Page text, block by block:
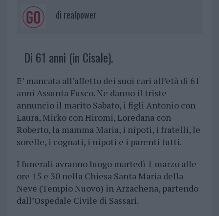
di realpower
Di 61 anni (in Cisale).
E’ mancata all’affetto dei suoi cari all’età di 61
anni Assunta Fusco. Ne danno il triste
annuncio il marito Sabato, i figli Antonio con
Laura, Mirko con Hiromi, Loredana con
Roberto, la mamma Maria, i nipoti, i fratelli, le
sorelle, i cognati, i nipoti e i parenti tutti.
I funerali avranno luogo martedì 1 marzo alle
ore 15 e 30 nella Chiesa Santa Maria della
Neve (Tempio Nuovo) in Arzachena, partendo
dall’Ospedale Civile di Sassari.